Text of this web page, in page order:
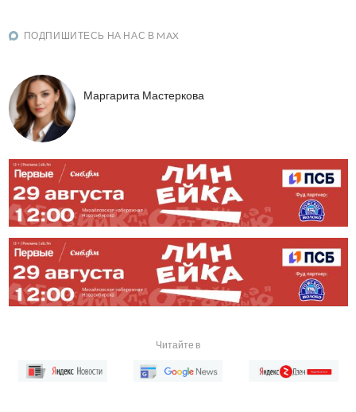
ПОДПИШИТЕСЬ НА НАС В MAX
Маргарита Мастеркова
Читайте в